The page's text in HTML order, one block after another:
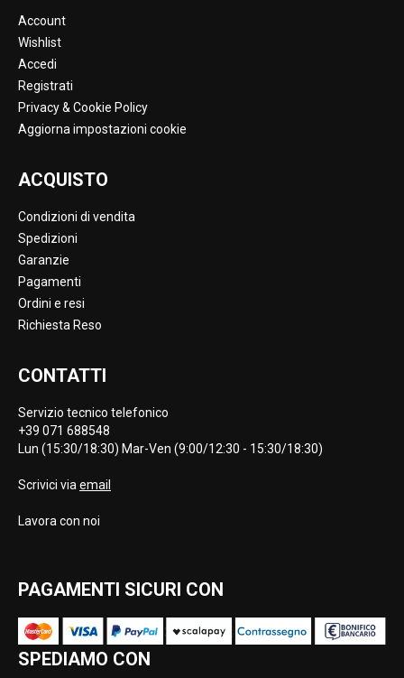
Account
Wishlist
Accedi
Registrati
Privacy & Cookie Policy
Aggiorna impostazioni cookie
ACQUISTO
Condizioni di vendita
Spedizioni
Garanzie
Pagamenti
Ordini e resi
Richiesta Reso
CONTATTI
Servizio tecnico telefonico
+39 071 688548
Lun (15:30/18:30) Mar-Ven (9:00/12:30 - 15:30/18:30)
Scrivici viaemail
Lavora con noi
PAGAMENTI SICURI CON
SPEDIAMO CON